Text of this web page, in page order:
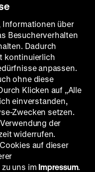
am 13.
Informationen über
Besucherverhalten
Dadurch
kontinuierlich
anpassen.
ohne diese
Klicken auf „Alle
einverstanden,
Zwecken setzen.
der
widerrufen.
auf dieser
zu uns im Impressum.